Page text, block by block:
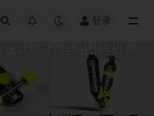
登录
计PS智能贴图样机模